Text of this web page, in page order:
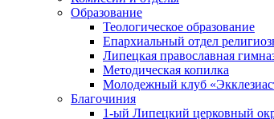
Образование
Теологическое образование
Епархиальный отдел
Липецкая православная
Методическая копилка
Молодежный клуб
Благочиния
1-ый Липецкий церковный